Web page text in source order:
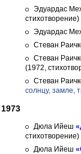
Эдуардас
стихотворение)
Эдуардас
Стеван
Стеван
(1972,
Стеван
солнцу, замле,
1973
Дюла Ийеш
стихотворение)
Дюла Ийеш